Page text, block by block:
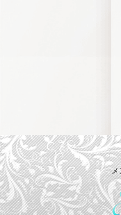
メ